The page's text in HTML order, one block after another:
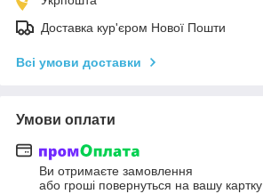
Доставка кур'єром Нової Пошти
Всі умови доставки
Умови оплати
Ви отримаєте замовлення
або гроші повернуться на вашу картку